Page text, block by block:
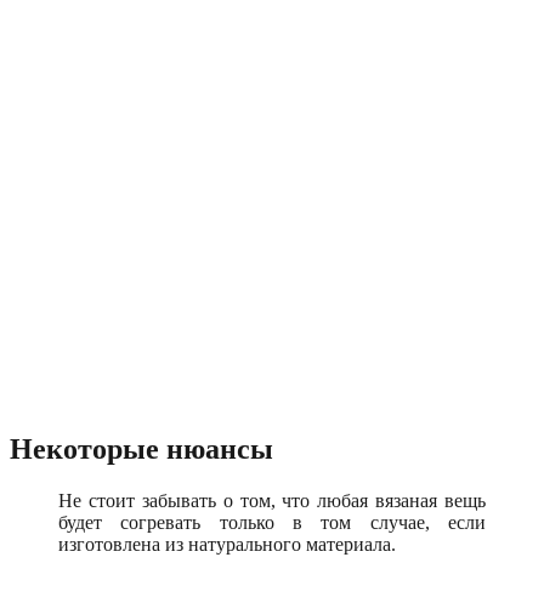
Некоторые нюансы
Не стоит забывать о том, что любая вязаная вещь
будет согревать только в том случае, если
изготовлена из натурального материала.